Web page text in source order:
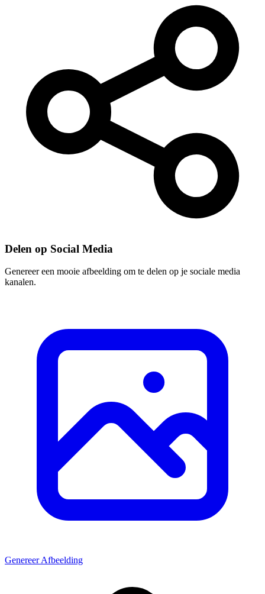
Delen op Social Media
Genereer een mooie afbeelding om te delen op je sociale media
kanalen.
Genereer Afbeelding